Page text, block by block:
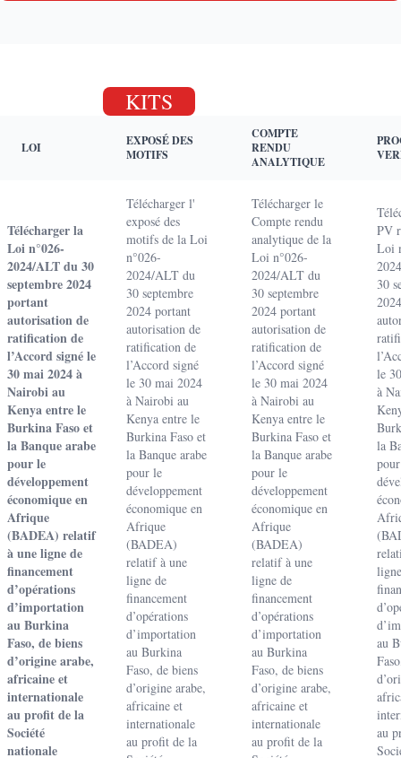
KITS
LOI
EXPOSÉ DES
MOTIFS
COMPTE
RENDU
ANALYTIQUE
Télécharger la
Loi n°026-
2024/ALT du 30
septembre 2024
portant
autorisation de
ratification de
l’Accord signé le
30 mai 2024 à
Nairobi au
Kenya entre le
Burkina Faso et
la Banque arabe
pour le
développement
économique en
Afrique
(BADEA) relatif
à une ligne de
financement
d’opérations
d’importation
au Burkina
Faso, de biens
d’origine arabe,
africaine et
internationale
au profit de la
Société
nationale
Télécharger l'
exposé des
motifs de la Loi
n°026-
2024/ALT du
30 septembre
2024 portant
autorisation de
ratification de
l’Accord signé
le 30 mai 2024
à Nairobi au
Kenya entre le
Burkina Faso et
la Banque arabe
pour le
développement
économique en
Afrique
(BADEA)
relatif à une
ligne de
financement
d’opérations
d’importation
au Burkina
Faso, de biens
d’origine arabe,
africaine et
internationale
au profit de la
Télécharger le
Compte rendu
analytique de la
Loi n°026-
2024/ALT du
30 septembre
2024 portant
autorisation de
ratification de
l’Accord signé
le 30 mai 2024
à Nairobi au
Kenya entre le
Burkina Faso et
la Banque arabe
pour le
développement
économique en
Afrique
(BADEA)
relatif à une
ligne de
financement
d’opérations
d’importation
au Burkina
Faso, de biens
d’origine arabe,
africaine et
internationale
au profit de la
PV
Loi
30
le
à
la
au
au